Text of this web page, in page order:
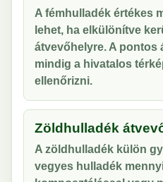
A fémhulladék értékes
lehet, ha elkülönítve
átvevőhelyre. A pontos
mindig a hivatalos
ellenőrizni.
Zöldhulladék
A zöldhulladék külön
vegyes hulladék